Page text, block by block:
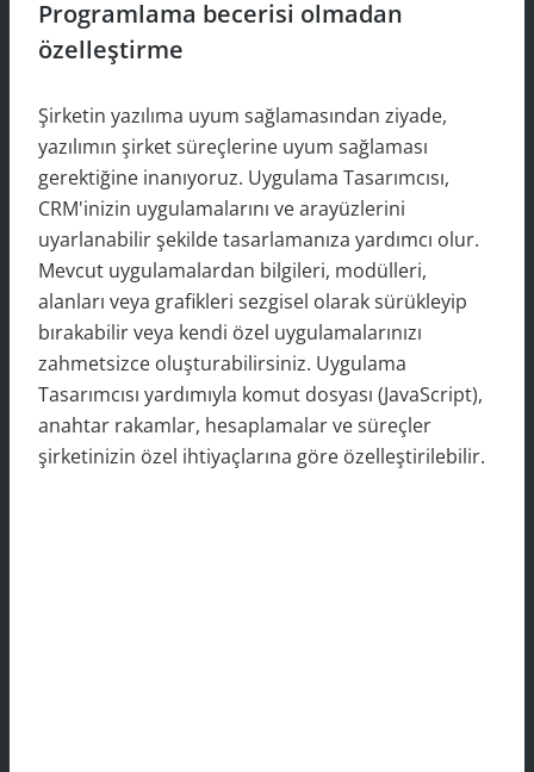
Programlama becerisi olmadan
özelleştirme
Şirketin yazılıma uyum sağlamasından ziyade,
yazılımın şirket süreçlerine uyum sağlaması
gerektiğine inanıyoruz. Uygulama Tasarımcısı,
CRM'inizin uygulamalarını ve arayüzlerini
uyarlanabilir şekilde tasarlamanıza yardımcı olur.
Mevcut uygulamalardan bilgileri, modülleri,
alanları veya grafikleri sezgisel olarak sürükleyip
bırakabilir veya kendi özel uygulamalarınızı
zahmetsizce oluşturabilirsiniz. Uygulama
Tasarımcısı yardımıyla komut dosyası (JavaScript),
anahtar rakamlar, hesaplamalar ve süreçler
şirketinizin özel ihtiyaçlarına göre özelleştirilebilir.